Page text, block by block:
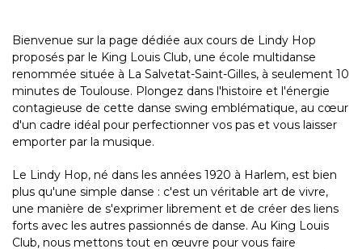
Bienvenue sur la page dédiée aux cours de Lindy Hop
proposés par le King Louis Club, une école multidanse
renommée située à La Salvetat-Saint-Gilles, à seulement 10
minutes de Toulouse. Plongez dans l'histoire et l'énergie
contagieuse de cette danse swing emblématique, au cœur
d'un cadre idéal pour perfectionner vos pas et vous laisser
emporter par la musique.
Le Lindy Hop, né dans les années 1920 à Harlem, est bien
plus qu'une simple danse : c'est un véritable art de vivre,
une manière de s'exprimer librement et de créer des liens
forts avec les autres passionnés de danse. Au King Louis
Club, nous mettons tout en œuvre pour vous faire